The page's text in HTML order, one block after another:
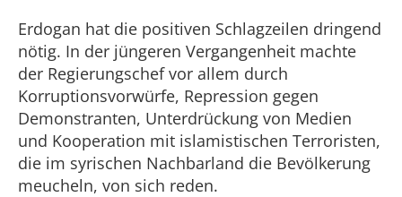
Erdogan hat die positiven Schlagzeilen dringend
nötig. In der jüngeren Vergangenheit machte
der Regierungschef vor allem durch
Korruptionsvorwürfe, Repression gegen
Demonstranten, Unterdrückung von Medien
und Kooperation mit islamistischen Terroristen,
die im syrischen Nachbarland die Bevölkerung
meucheln, von sich reden.